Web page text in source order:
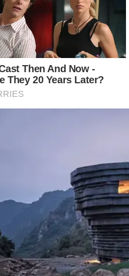
Then And Now -
They 20 Years Later?